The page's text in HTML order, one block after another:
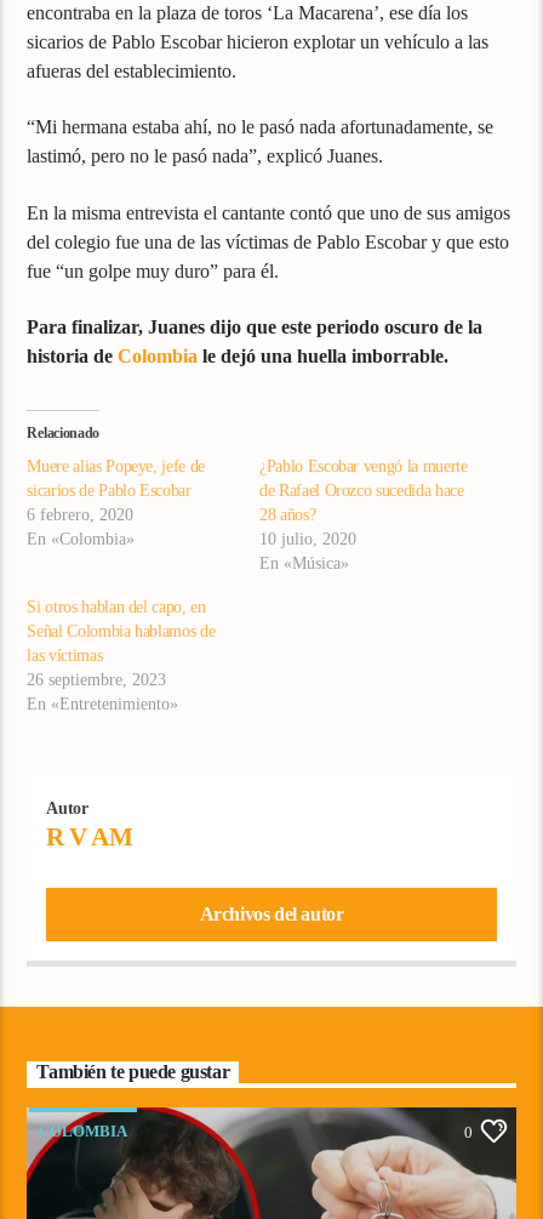
encontraba en la plaza de toros ‘La Macarena’, ese día los
sicarios de Pablo Escobar hicieron explotar un vehículo a las
afueras del establecimiento.
“Mi hermana estaba ahí, no le pasó nada afortunadamente, se
lastimó, pero no le pasó nada”, explicó Juanes.
En la misma entrevista el cantante contó que uno de sus amigos
del colegio fue una de las víctimas de Pablo Escobar y que esto
fue “un golpe muy duro” para él.
Para finalizar, Juanes dijo que este periodo oscuro de la
historia deColombia le dejó una huella imborrable.
Relacionado
Muere alias Popeye, jefe de
sicarios de Pablo Escobar
6 febrero, 2020
En «Colombia»
¿Pablo Escobar vengó la muerte
de Rafael Orozco sucedida hace
28 años?
10 julio, 2020
En «Música»
Si otros hablan del capo, en
Señal Colombia hablamos de
las víctimas
26 septiembre, 2023
En «Entretenimiento»
Autor
R V AM
Archivos del autor
También te puede gustar
COLOMBIA 0